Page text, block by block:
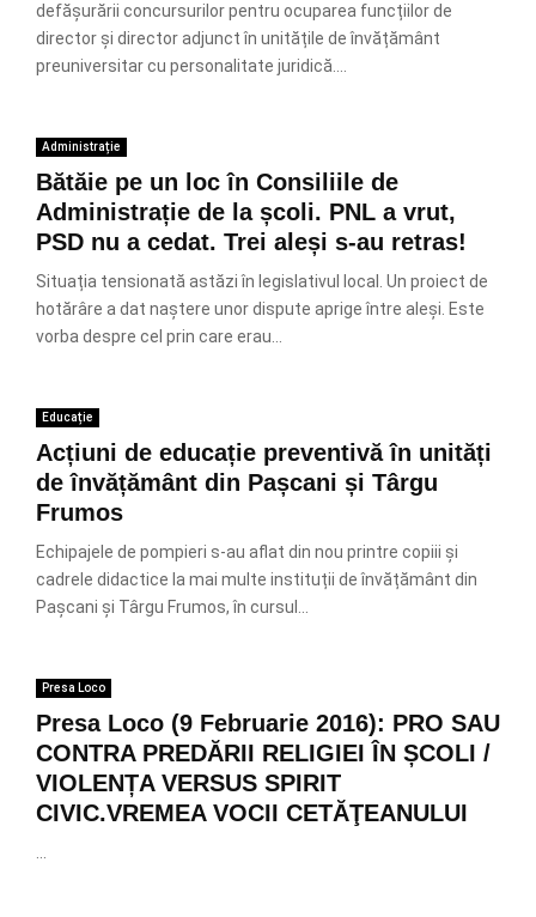
defășurării concursurilor pentru ocuparea funcțiilor de
director și director adjunct în unitățile de învățământ
preuniversitar cu personalitate juridică....
Administrație
Bătăie pe un loc în Consiliile de
Administrație de la școli. PNL a vrut,
PSD nu a cedat. Trei aleși s-au retras!
Situația tensionată astăzi în legislativul local. Un proiect de
hotărâre a dat naștere unor dispute aprige între aleși. Este
vorba despre cel prin care erau...
Educație
Acțiuni de educație preventivă în unități
de învățământ din Pașcani și Târgu
Frumos
Echipajele de pompieri s-au aflat din nou printre copiii și
cadrele didactice la mai multe instituții de învățământ din
Pașcani și Târgu Frumos, în cursul...
Presa Loco
Presa Loco (9 Februarie 2016): PRO SAU
CONTRA PREDĂRII RELIGIEI ÎN ȘCOLI /
VIOLENȚA VERSUS SPIRIT
CIVIC.VREMEA VOCII CETĂŢEANULUI